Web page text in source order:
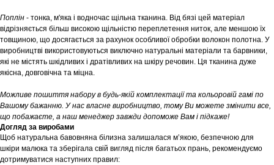
Поплін - тонка, м'яка і водночас щільна тканина. Від бязі цей матеріал
відрізняється більш високою щільністю переплетення ниток, але меншою їх
товщиною, що досягається за рахунок особливої обробки волокон полотна. У
виробництві використовуються виключно натуральні матеріали та барвники,
які не містять шкідливих і дратівливих на шкіру речовин. Ця тканина дуже
якісна, довговічна та міцна.
Можливе пошиття набору в будь-якій комплектації та кольоровій гамі по
Вашому бажанню. У нас власне виробництво, тому Ви можете змінити все,
що побажаєте, а наш менеджер завжди допоможе Вам і підкаже!
Догляд за виробами
Щоб натуральна бавовняна білизна залишалася м’якою, безпечною для
шкіри малюка та зберігала свій вигляд після багатьох прань, рекомендуємо
дотримуватися наступних правил: